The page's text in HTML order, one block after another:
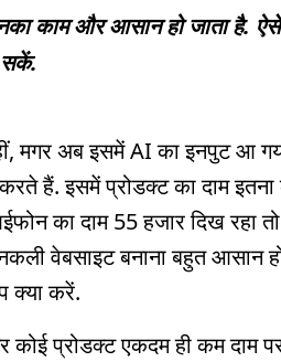
काम और आसान हो जाता है.
सकें.
मगर अब इसमें AI का इनपुट आ
हैं. इसमें प्रोडक्ट का दाम
का दाम 55 हजार दिख
वेबसाइट बनाना बहुत
क्या करें.
कोई प्रोडक्ट एकदम ही कम दाम